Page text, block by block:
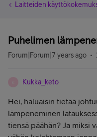
Laitteiden
Puhelimen
Forum|Forum|7 years ago
Kukka_keto
Hei, haluaisin tietää
lämpeneminen
tiensä päähän? Ja miksi